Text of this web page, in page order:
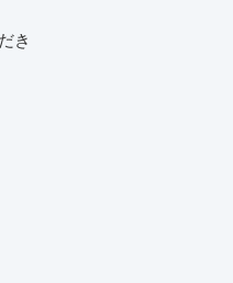
き